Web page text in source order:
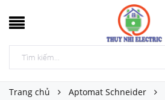
Trang chủ Aptomat Schneider